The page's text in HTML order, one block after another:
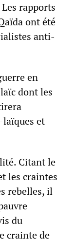
rapports
ont été
anti-
en
dont les
et
Citant le
les craintes
rebelles, il
du
crainte de